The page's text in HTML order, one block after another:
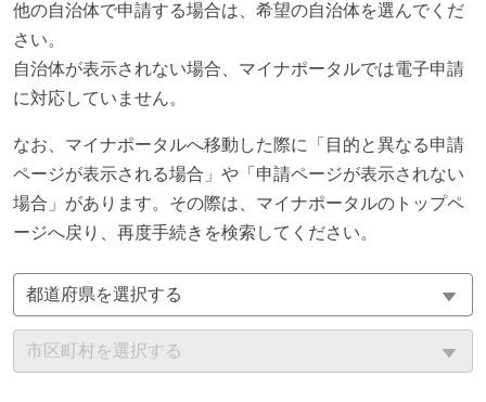
他の自治体で申請する場合は、希望の自治体を選んでくだ
さい。
自治体が表示されない場合、マイナポータルでは電子申請
に対応していません。
なお、マイナポータルへ移動した際に「目的と異なる申請
ページが表示される場合」や「申請ページが表示されない
場合」があります。その際は、マイナポータルのトップペ
ージへ戻り、再度手続きを検索してください。